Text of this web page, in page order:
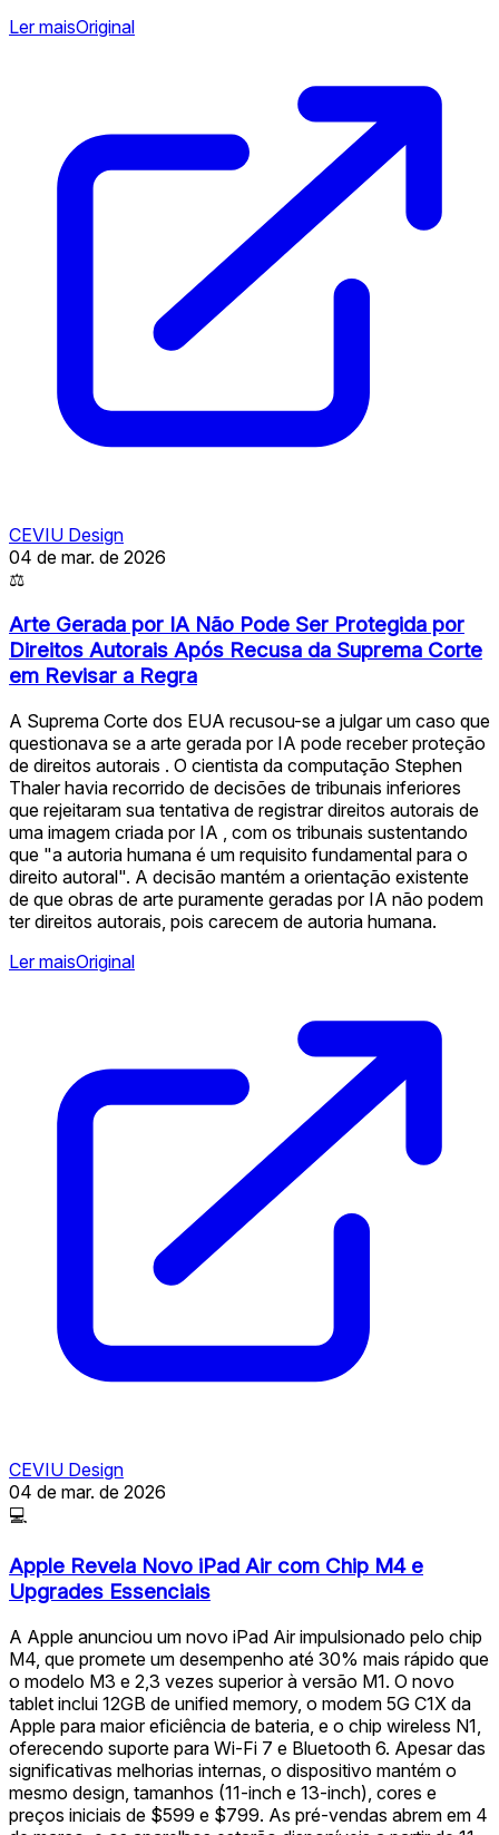
Ler maisOriginal
CEVIU Design
04 de mar. de 2026
⚖
Arte Gerada por IA Não Pode Ser Protegida por
Direitos Autorais Após Recusa da Suprema Corte
em Revisar a Regra
A Suprema Corte dos EUA recusou-se a julgar um caso que
questionava se a arte gerada por IA pode receber proteção
de direitos autorais ️. O cientista da computação Stephen
Thaler havia recorrido de decisões de tribunais inferiores
que rejeitaram sua tentativa de registrar direitos autorais de
uma imagem criada por IA , com os tribunais sustentando
que "a autoria humana é um requisito fundamental para o
direito autoral". A decisão mantém a orientação existente
de que obras de arte puramente geradas por IA não podem
ter direitos autorais, pois carecem de autoria humana.
Ler maisOriginal
CEVIU Design
04 de mar. de 2026
💻
Apple Revela Novo iPad Air com Chip M4 e
Upgrades Essenciais
A Apple anunciou um novo iPad Air impulsionado pelo chip
M4, que promete um desempenho até 30% mais rápido que
o modelo M3 e 2,3 vezes superior à versão M1. O novo
tablet inclui 12GB de unified memory, o modem 5G C1X da
Apple para maior eficiência de bateria, e o chip wireless N1,
oferecendo suporte para Wi-Fi 7 e Bluetooth 6. Apesar das
significativas melhorias internas, o dispositivo mantém o
mesmo design, tamanhos (11-inch e 13-inch), cores e
preços iniciais de $599 e $799. As pré-vendas abrem em 4